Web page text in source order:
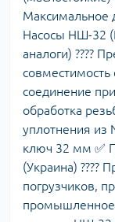
Максимальное
Насосы НШ-32
аналоги) ????
соединение
обработка
уплотнения из
ключ 32 мм ✅
(Украина) ????
погрузчиков,
промышленное